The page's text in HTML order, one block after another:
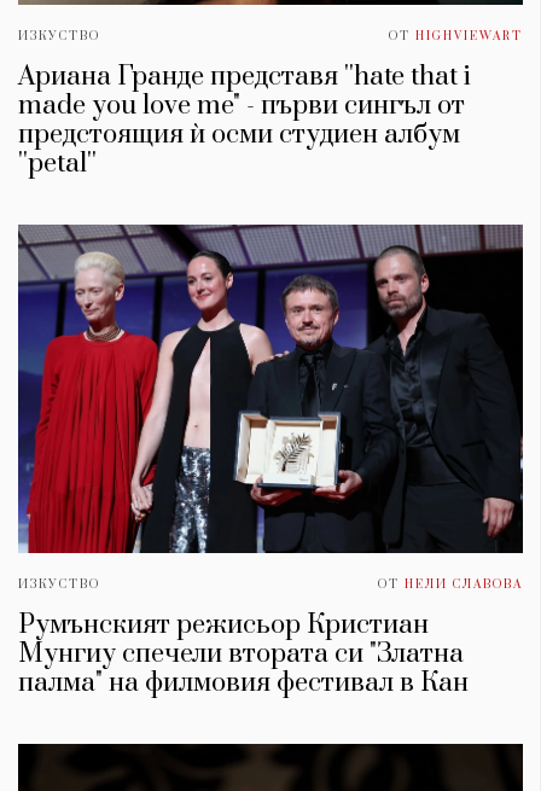
ИЗКУСТВО ОТ HIGHVIEWART
Ариана Гранде представя ''hate that i
made you love me" - първи сингъл от
предстоящия ѝ осми студиен албум
''petal''
ИЗКУСТВО ОТ НЕЛИ СЛАВОВА
Румънският режисьор Кристиан
Мунгиу спечели втората си "Златна
палма" на филмовия фестивал в Кан